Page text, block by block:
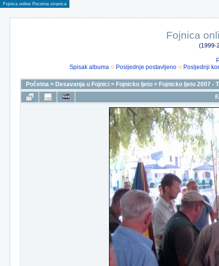
Fojnica online Pocetna stranica
Fojnica
(1999-
Spisak albuma
Posljednje postavljeno Posljednji
Početna > Desavanja u Fojnici > Fojnicko ljeto > Fojnicko ljeto 2007 -